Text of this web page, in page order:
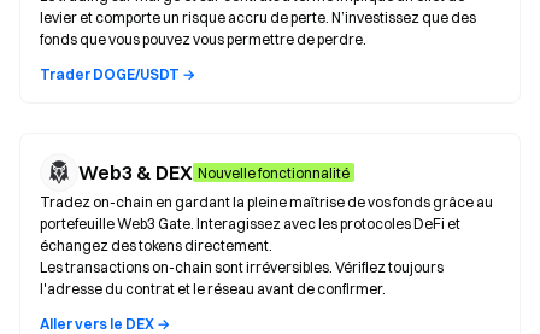
levier et comporte un risque accru de perte. N’investissez que des
fonds que vous pouvez vous permettre de perdre.
Trader DOGE/USDT →
Web3 & DEX Nouvelle fonctionnalité
Tradez on-chain en gardant la pleine maîtrise de vos fonds grâce au
portefeuille Web3 Gate. Interagissez avec les protocoles DeFi et
échangez des tokens directement.
Les transactions on-chain sont irréversibles. Vérifiez toujours
l'adresse du contrat et le réseau avant de confirmer.
Aller vers le DEX →